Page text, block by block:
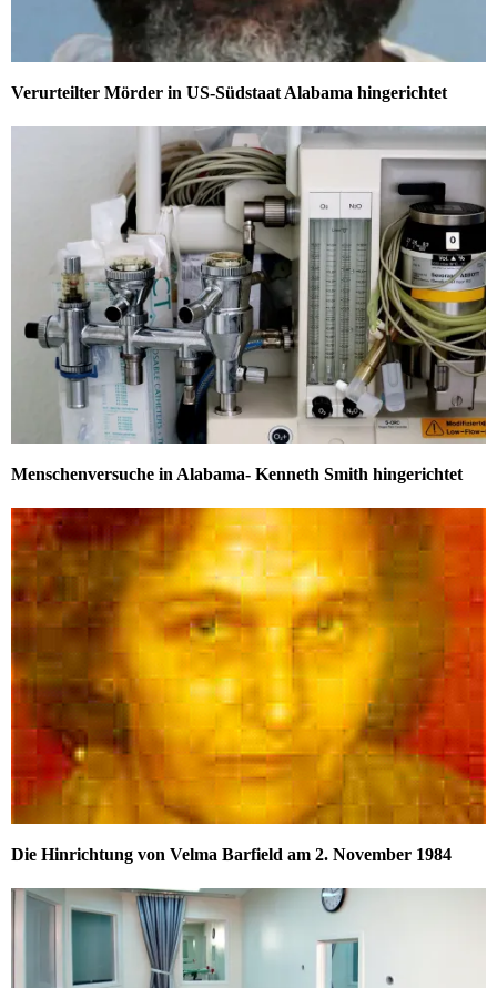
Verurteilter Mörder in US-Südstaat Alabama hingerichtet
Menschenversuche in Alabama- Kenneth Smith hingerichtet
Die Hinrichtung von Velma Barfield am 2. November 1984